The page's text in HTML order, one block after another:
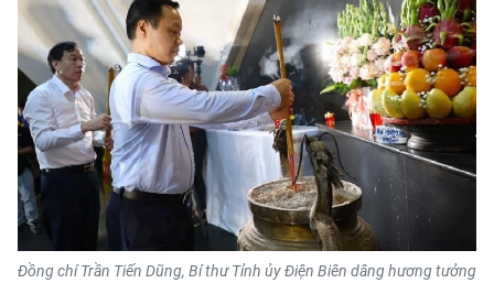
Media Pháp luật
Media Du lịch
Media Thế giới
Media Thể thao
Media Giáo dục
Media Y tế
Đồng chí Trần Tiến Dũng, Bí thư Tỉnh ủy Điện Biên dâng hương tưởng